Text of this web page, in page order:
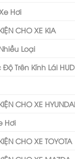
Hơi
CHO XE KIA
Loại
Độ Trên Kính Lái HUD
CHO XE HYUNDAI
Hơi
CHO XE TOYOTA